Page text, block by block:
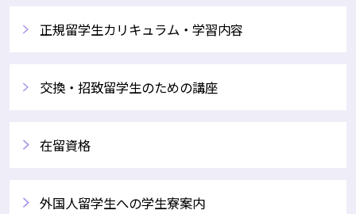
正規留学生カリキュラム・学習内容
交換・招致留学生のための講座
在留資格
外国人留学生への学生寮案内